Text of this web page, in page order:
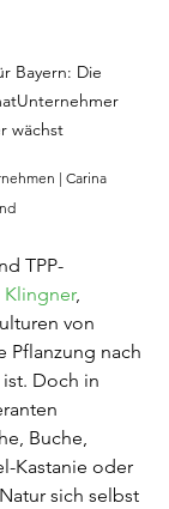
Bayern: Die
wächst
| Carina
TPP-
Klingner,
von
Pflanzung nach
Doch in
Buche,
Kastanie oder
sich selbst